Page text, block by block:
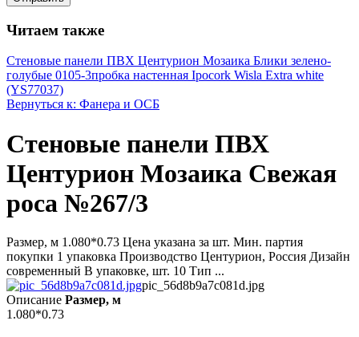
Читаем также
Стеновые панели ПВХ Центурион Мозаика Блики зелено-
голубые 0105-3пробка настенная Ipocork Wisla Extra white
(YS77037)
Вернуться к: Фанера и ОСБ
Стеновые панели ПВХ
Центурион Мозаика Свежая
роса №267/3
Размер, м 1.080*0.73 Цена указана за шт. Мин. партия
покупки 1 упаковка Производство Центурион, Россия Дизайн
современный В упаковке, шт. 10 Тип ...
pic_56d8b9a7c081d.jpg
Описание Размер, м
1.080*0.73